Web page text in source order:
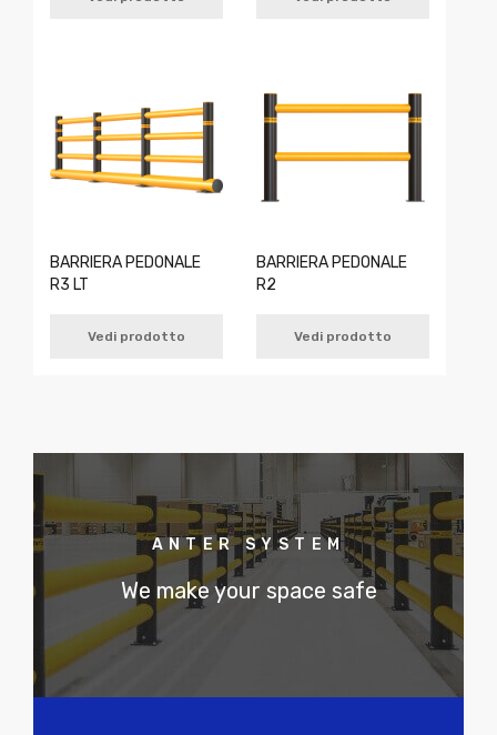
BARRIERA PEDONALE
R3 LT
Vedi prodotto
BARRIERA PEDONALE
R2
Vedi prodotto
ANTER SYSTEM
We make your space safe